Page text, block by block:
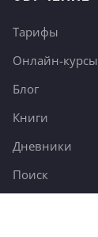
Тарифы
Онлайн-курсы
Блог
Книги
Дневники
Поиск